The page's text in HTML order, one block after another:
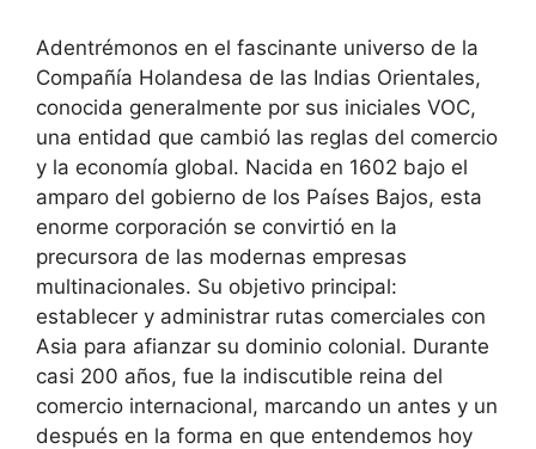
Adentrémonos en el fascinante universo de la
Compañía Holandesa de las Indias Orientales,
conocida generalmente por sus iniciales VOC,
una entidad que cambió las reglas del comercio
y la economía global. Nacida en 1602 bajo el
amparo del gobierno de los Países Bajos, esta
enorme corporación se convirtió en la
precursora de las modernas empresas
multinacionales. Su objetivo principal:
establecer y administrar rutas comerciales con
Asia para afianzar su dominio colonial. Durante
casi 200 años, fue la indiscutible reina del
comercio internacional, marcando un antes y un
después en la forma en que entendemos hoy